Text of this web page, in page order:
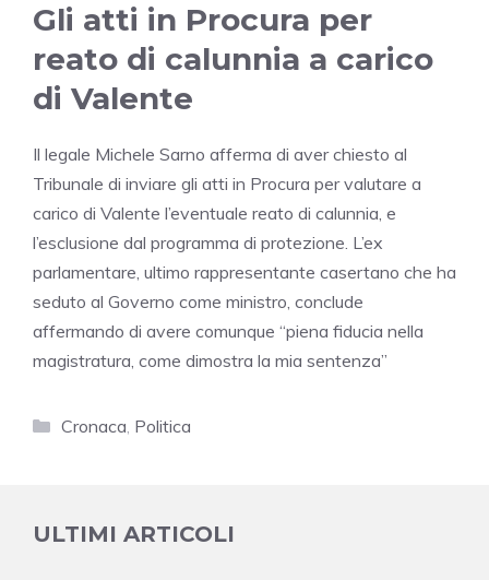
Gli atti in Procura per
reato di calunnia a carico
di Valente
Il legale Michele Sarno afferma di aver chiesto al
Tribunale di inviare gli atti in Procura per valutare a
carico di Valente l’eventuale reato di calunnia, e
l’esclusione dal programma di protezione. L’ex
parlamentare, ultimo rappresentante casertano che ha
seduto al Governo come ministro, conclude
affermando di avere comunque “piena fiducia nella
magistratura, come dimostra la mia sentenza”
Categorie
Cronaca, Politica
ULTIMI ARTICOLI